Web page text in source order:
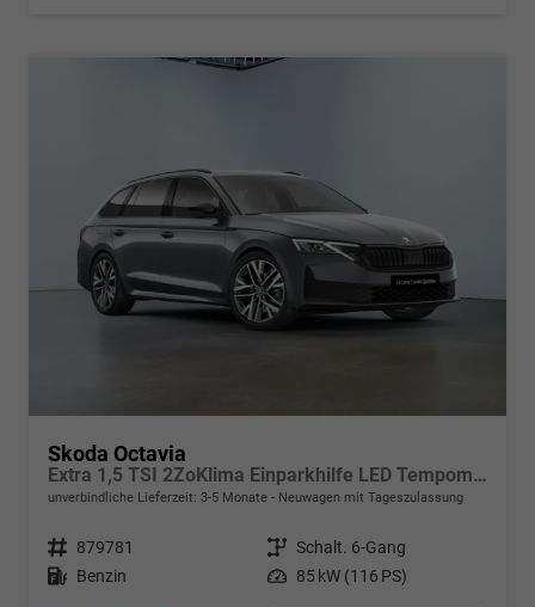
Skoda Octavia
Extra 1,5 TSI 2ZoKlima Einparkhilfe LED Tempomat Digitales Cockpit 5J Garantie Alu Felgen
unverbindliche Lieferzeit: 3-5 Monate Neuwagen mit Tageszulassung
Fahrzeugnr. 879781 Getriebe Schalt. 6-Gang
Kraftstoff Benzin Leistung 85 kW (116 PS)